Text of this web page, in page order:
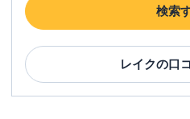
検索
レイクの口